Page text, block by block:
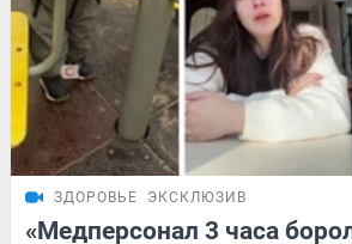
ЗДОРОВЬЕ ЭКСКЛЮЗИВ
«Медперсонал 3 часа